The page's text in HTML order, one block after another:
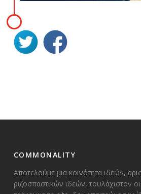
COMMONALITY
Αποτελούμε μια κοινότητα ιδεών,
ριζοσπαστικών ιδεών, τουλάχιστον